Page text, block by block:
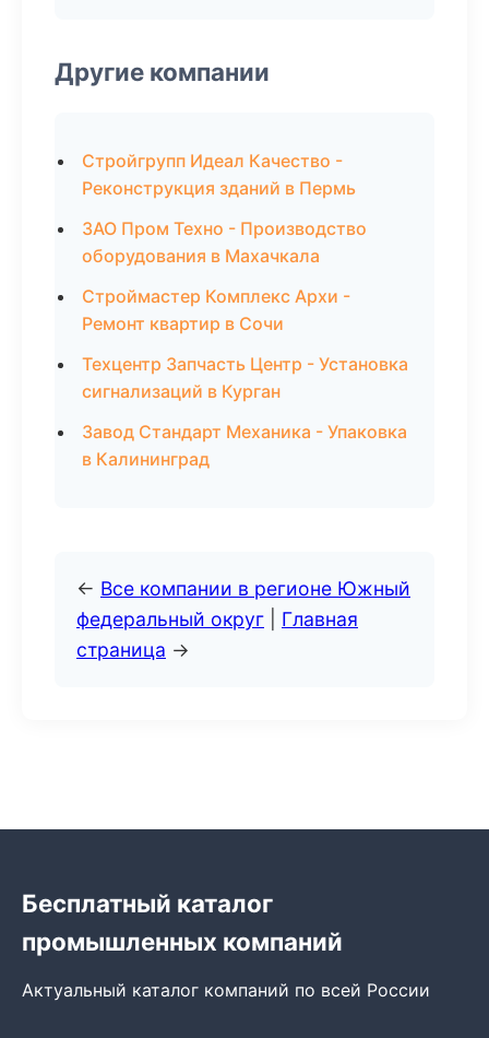
Другие компании
Стройгрупп Идеал Качество -
Реконструкция зданий в Пермь
ЗАО Пром Техно - Производство
оборудования в Махачкала
Строймастер Комплекс Архи -
Ремонт квартир в Сочи
Техцентр Запчасть Центр - Установка
сигнализаций в Курган
Завод Стандарт Механика - Упаковка
в Калининград
← Все компании в регионе Южный
федеральный округ
Главная
страница →
Бесплатный каталог
промышленных компаний
Актуальный каталог компаний по всей России